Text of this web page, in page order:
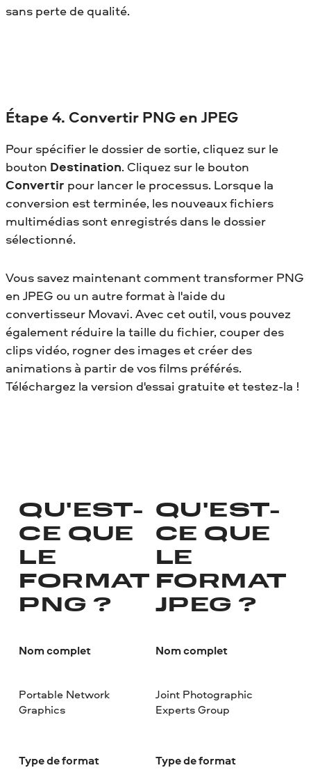
sans perte de qualité.
Étape 4. Convertir PNG en JPEG
Pour spécifier le dossier de sortie, cliquez sur le
bouton Destination. Cliquez sur le bouton
Convertir pour lancer le processus. Lorsque la
conversion est terminée, les nouveaux fichiers
multimédias sont enregistrés dans le dossier
sélectionné.
Vous savez maintenant comment transformer PNG
en JPEG ou un autre format à l'aide du
convertisseur Movavi. Avec cet outil, vous pouvez
également réduire la taille du fichier, couper des
clips vidéo, rogner des images et créer des
animations à partir de vos films préférés.
Téléchargez la version d'essai gratuite et testez-la !
QU'EST-
CE QUE
LE
FORMAT
PNG ?
Nom complet
Portable Network
Graphics
Type de format
QU'EST-
CE QUE
LE
FORMAT
JPEG ?
Nom complet
Joint Photographic
Experts Group
Type de format